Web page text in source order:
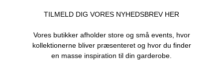
TILMELD DIG VORES NYHEDSBREV HER
Vores butikker afholder store og små events, hvor
kollektionerne bliver præsenteret og hvor du finder
en masse inspiration til din garderobe.